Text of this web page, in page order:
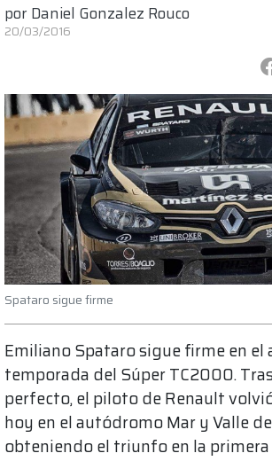
por Daniel Gonzalez Rouco
20/03/2016
Spataro sigue firme
Emiliano Spataro sigue firme en el
temporada del Súper TC2000.
perfecto, el piloto de Renault
hoy en el autódromo Mar y Valle
obteniendo el triunfo en la primera